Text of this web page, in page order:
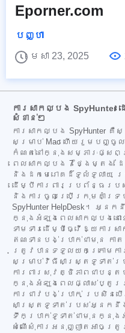
Eporner.com
បញ្ហា
មេសា 23, 2025
ការសាកល្បង
សំខាន់ៗ
ការសាកល្បង SpyHunter គឺសម្
សម្រាប់ Mac ហើយរួមបញ្ចូ
កំណត់នៅក្នុងសម្ភារៈផ្ស
ពេលសាកល្បង 7 ថ្ងៃម្តង
និងដកមេរោគដ៏ទូលំទូលាយ
ដើម្បីការពារប្រព័ន្ធរប
និងការចូលប្រើក្រុមគាំទ្រ
SpyHunter HelpDesk។
ក្នុងអំឡុងពេលសាកល្បងនោះទ
ទាមទារដើម្បីធ្វើឱ្យការ
ឥណទានបង់ប្រាក់ជាមុន ក
ត្រូវបានទទួលយកក្រោមកា
សម្រាប់វិធីសាស្ត្រទូទាត់រ
ការពារសុវត្ថិភាពជាបន្
ក្នុងអំឡុងពេលផ្លាស់ប្តូរ
ការជាវបង់ប្រាក់ ប្រសិន
សាស្ត្រទូទាត់របស់អ្នក
ទឹកប្រាក់ទូទាត់ជាមុនក្នុងអំឡុ
សំណើសុំការអនុញ្ញាតអាចត្រូ